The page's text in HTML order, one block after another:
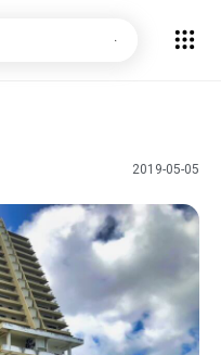
2019-05-05